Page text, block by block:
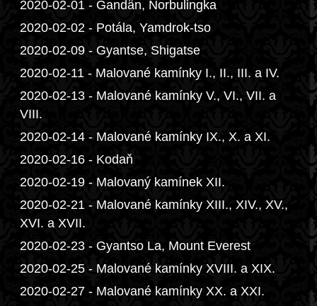
2020-02-01 - Gandän, Norbulingka
2020-02-02 - Potála, Yamdrok-tso
2020-02-09 - Gyantse, Shigatse
2020-02-11 - Malované kamínky I., II., III. a IV.
2020-02-13 - Malované kamínky V., VI., VII. a
VIII.
2020-02-14 - Malované kamínky IX., X. a XI.
2020-02-16 - Kodaň
2020-02-19 - Malovaný kamínek XII.
2020-02-21 - Malované kamínky XIII., XIV., XV.,
XVI. a XVII.
2020-02-23 - Gyantso La, Mount Everest
2020-02-25 - Malované kamínky XVIII. a XIX.
2020-02-27 - Malované kamínky XX. a XXI.